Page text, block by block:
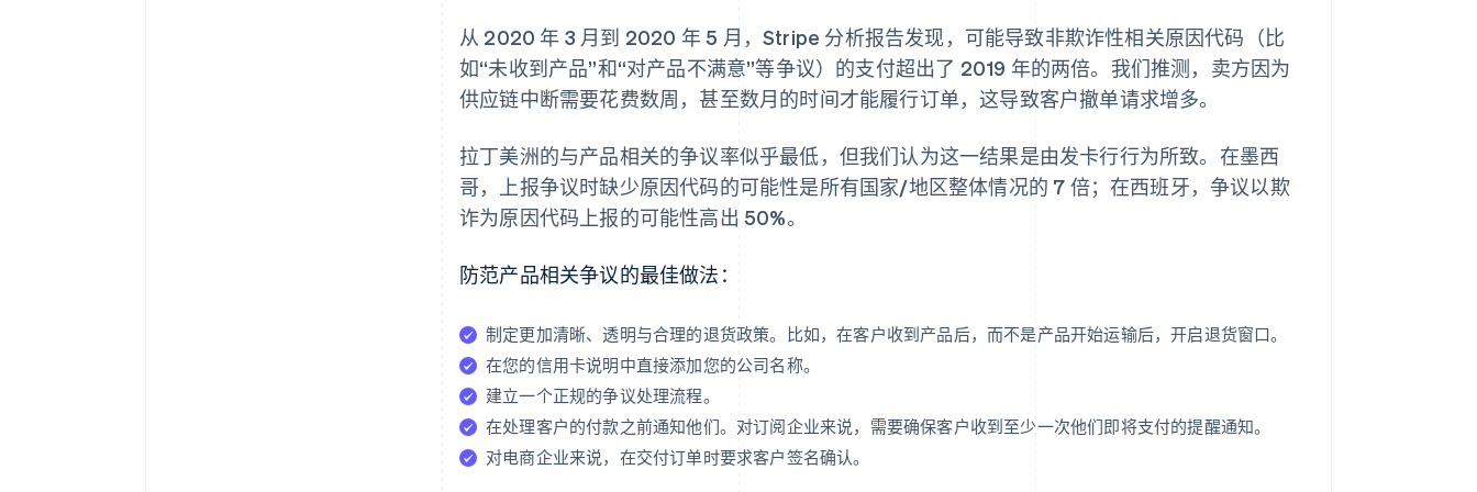
从 2020 年 3 月到 2020 年 5 月，Stripe 分析报告发现，可能导致非欺诈性相关原因代码（比
如“未收到产品”和“对产品不满意”等争议）的支付超出了 2019 年的两倍。我们推测，卖方因为
供应链中断需要花费数周，甚至数月的时间才能履行订单，这导致客户撤单请求增多。
拉丁美洲的与产品相关的争议率似乎最低，但我们认为这一结果是由发卡行行为所致。在墨西
哥，上报争议时缺少原因代码的可能性是所有国家/地区整体情况的 7 倍；在西班牙，争议以欺
诈为原因代码上报的可能性高出 50%。
防范产品相关争议的最佳做法：
制定更加清晰、透明与合理的退货政策。比如，在客户收到产品后，而不是产品开始运输后，开启退货窗口。
在您的信用卡说明中直接添加您的公司名称。
建立一个正规的争议处理流程。
在处理客户的付款之前通知他们。对订阅企业来说，需要确保客户收到至少一次他们即将支付的提醒通知。
对电商企业来说，在交付订单时要求客户签名确认。